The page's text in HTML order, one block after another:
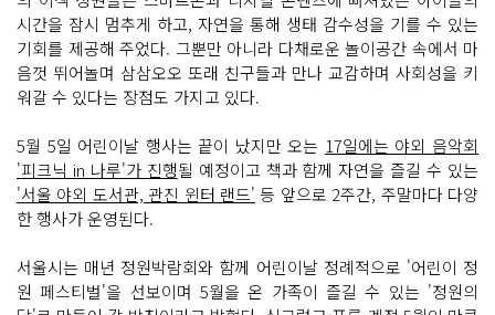
시간을 잠시 멈추게 하고, 자연을 통해 생태 감수성을 기를 수 있는
기회를 제공해 주었다. 그뿐만 아니라 다채로운 놀이공간 속에서 마
음껏 뛰어놀며 삼삼오오 또래 친구들과 만나 교감하며 사회성을 키
워갈 수 있다는 장점도 가지고 있다.
5월 5일 어린이날 행사는 끝이 났지만 오는 17일에는 야외 음악회
'피크닉 in 나루'가 진행될 예정이고 책과 함께 자연을 즐길 수 있는
'서울 야외 도서관, 관진 윈터 랜드' 등 앞으로 2주간, 주말마다 다양
한 행사가 운영된다.
서울시는 매년 정원박람회와 함께 어린이날 정례적으로 '어린이 정
원 페스티벌'을 선보이며 5월을 온 가족이 즐길 수 있는 '정원의